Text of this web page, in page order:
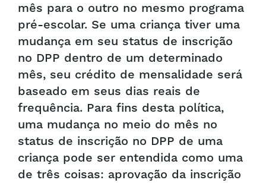
mês para o outro no mesmo programa
pré-escolar. Se uma criança tiver uma
mudança em seu status de inscrição
no DPP dentro de um determinado
mês, seu crédito de mensalidade será
baseado em seus dias reais de
frequência. Para fins desta política,
uma mudança no meio do mês no
status de inscrição no DPP de uma
criança pode ser entendida como uma
de três coisas: aprovação da inscrição